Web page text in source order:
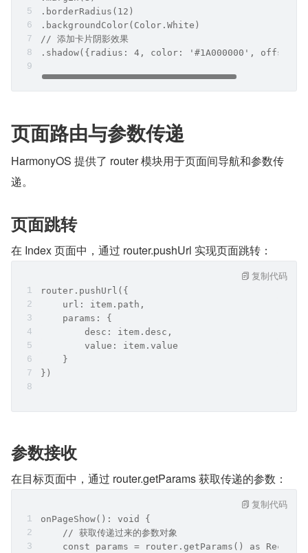
.borderRadius(12)
.backgroundColor(Color.White)
// 添加卡片阴影效果
.shadow({radius: 4, color: '#1A000000', offsetY:
页面路由与参数传递
HarmonyOS 提供了 router 模块用于页面间导航和参数传
递。
页面跳转
在 Index 页面中，通过 router.pushUrl 实现页面跳转：
router.pushUrl({
url: item.path,
params: {
desc: item.desc,
value: item.value
}
})
复制代码
参数接收
在目标页面中，通过 router.getParams 获取传递的参数：
onPageShow(): void {
// 获取传递过来的参数对象
const params = router.getParams() as
复制代码